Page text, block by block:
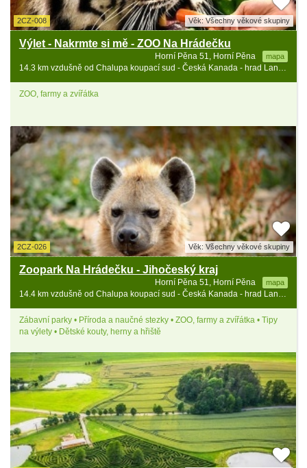
2CZ-008 Věk: Všechny věkové skupiny
Výlet - Nakrmte si mě - ZOO Na Hrádečku
Horní Pěna 51, Horní Pěna mapa
14.3 km vzdušně od Chalupa koupací sud - Česká Kanada - hrad Landštejn
ZOO, farmy a zvířátka
2CZ-026 Věk: Všechny věkové skupiny
Zoopark Na Hrádečku - Jihočeský kraj
Horní Pěna 51, Horní Pěna mapa
14.4 km vzdušně od Chalupa koupací sud - Česká Kanada - hrad Landštejn
Zábavní parky • Příroda a naučné stezky • ZOO, farmy a zvířátka • Tipy
na výlety • Dětské kouty, herny a hřiště